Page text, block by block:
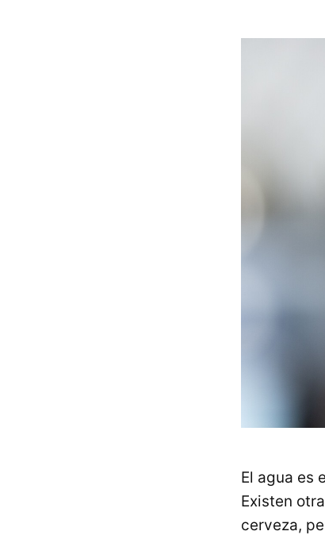
El agua es
Existen
cerveza,